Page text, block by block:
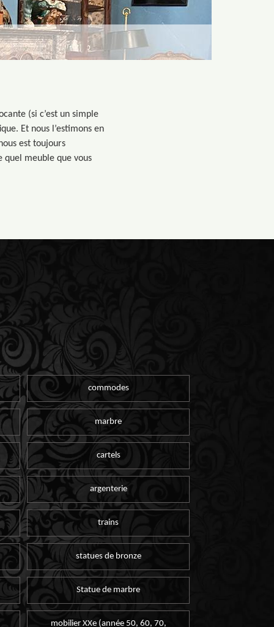
(si c’est un simple
Et nous l’estimons en
est toujours
quel meuble que vous
commodes
marbre
cartels
argenterie
trains
statues de bronze
Statue de marbre
mobilier XXe (année 50, 60, 70,